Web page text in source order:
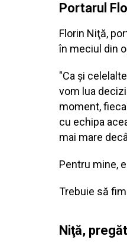
Portarul
Florin Niţă,
în meciul din
"Ca şi
vom lua
moment,
cu echipa
mai mare
Pentru mine,
Trebuie să
Niţă,